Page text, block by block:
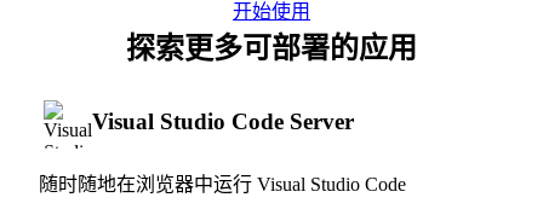
开始使用
探索更多可部署的应用
Visual Studio Code Server
随时随地在浏览器中运行 Visual Studio Code